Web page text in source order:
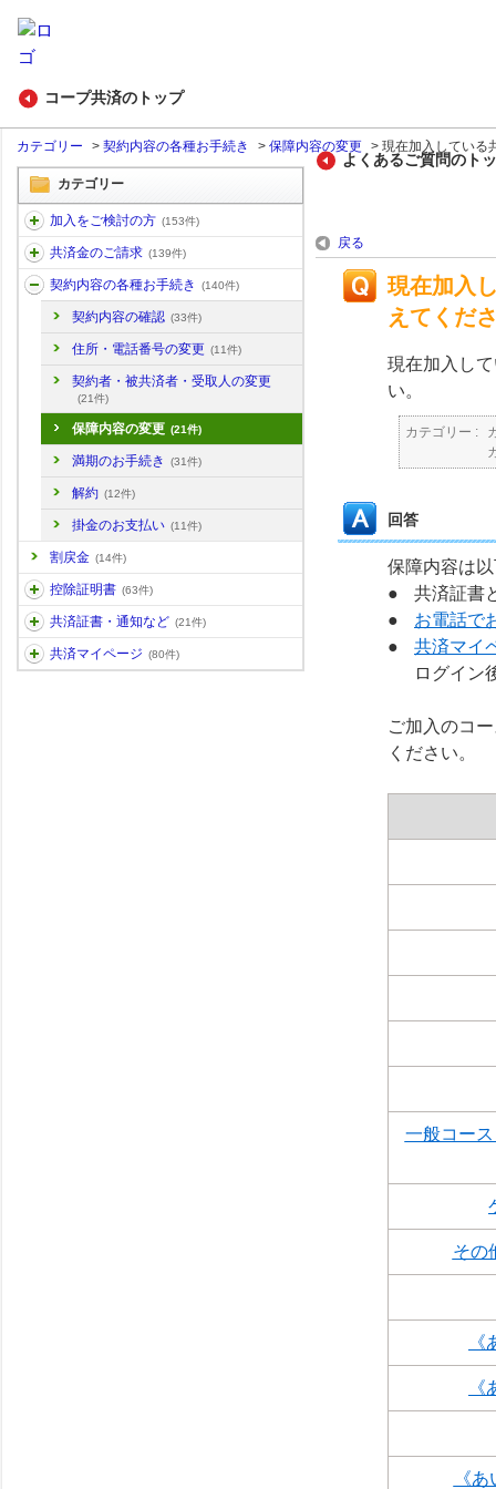
コープ共済のトップ
カテゴリー > 契約内容の各種お手続き > 保障内容の変更 > 現在加入している
カテゴリー
加入をご検討の方 (153件)
共済金のご請求 (139件)
契約内容の各種お手続き (140件)
契約内容の確認 (33件)
住所・電話番号の変更 (11件)
契約者・被共済者・受取人の変更
(21件)
保障内容の変更 (21件)
満期のお手続き (31件)
解約 (12件)
掛金のお支払い (11件)
割戻金 (14件)
控除証明書 (63件)
共済証書・通知など (21件)
共済マイページ (80件)
よくあるご質問のト
戻る
現在加入
えてくだ
現在加入し
い。
カテゴリー :
回答
保障内容は
共済証書
お電話で
共済マイ
ログイン
ご加入のコ
ください。
一般コー
そ
《